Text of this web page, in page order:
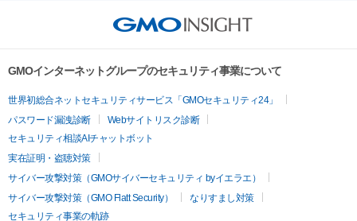
GMOインターネットグループのセキュリティ事業について
世界初総合ネットセキュリティサービス「GMOセキュリティ24」
パスワード漏洩診断
Webサイトリスク診断
セキュリティ相談AIチャットボット
実在証明・盗聴対策
サイバー攻撃対策（GMOサイバーセキュリティ byイエラエ）
サイバー攻撃対策（GMO Flatt Security）
なりすまし対策
セキュリティ事業の軌跡